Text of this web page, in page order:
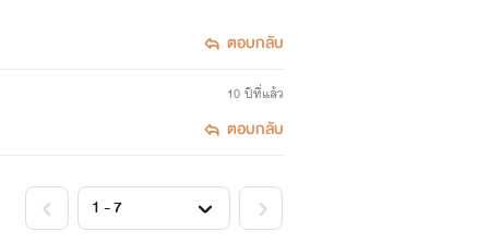
ตอบกลับ
10 ปีที่แล้ว
ตอบกลับ